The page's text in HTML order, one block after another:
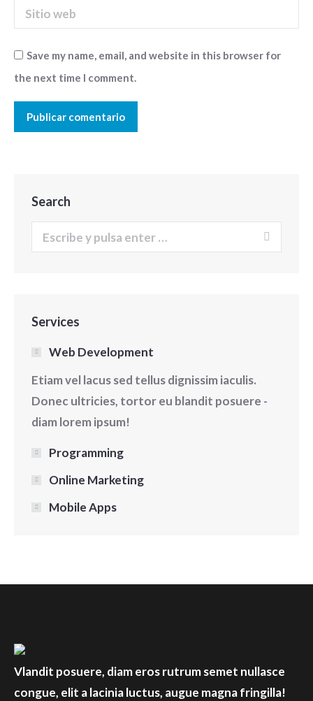
Sitio web
Save my name, email, and website in this browser for
the next time I comment.
Publicar comentario
Search
Buscar:
Services
Web Development
Etiam vel lacus sed tellus dignissim iaculis.
Donec ultricies, tortor eu blandit posuere -
diam lorem ipsum!
Programming
Online Marketing
Mobile Apps
Vlandit posuere, diam eros rutrum semet nullasce
congue, elit a lacinia luctus, augue magna fringilla!